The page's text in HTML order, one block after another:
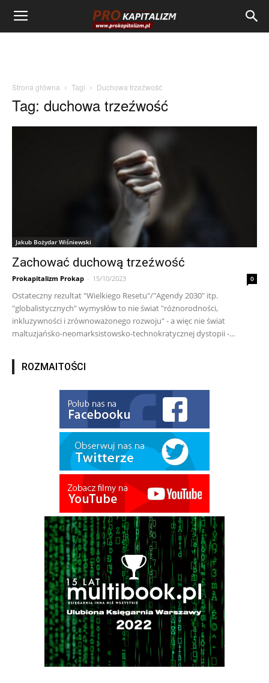
Strona główna Tagi Duchowa trzeźwość
Tag: duchowa trzeźwość
Jakub Bożydar Wiśniewski
Zachować duchową trzeźwość
Prokapitalizm Prokap - 15/10/2023 0
Ostateczny rezultat "Wielkiego Resetu"/"Agendy 2030" itp.
"globalistycznych" wymysłów to nie świat "różnorodności,
inkluzywności i zrównoważonego rozwoju" - a więc nie świat
maltuzjańsko-neomarksistowsko-technokratycznej dystopii -...
ROZMAITOŚCI